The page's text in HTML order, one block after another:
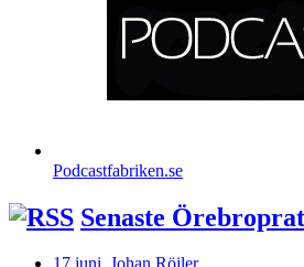
Podcastfabriken.se
Senaste